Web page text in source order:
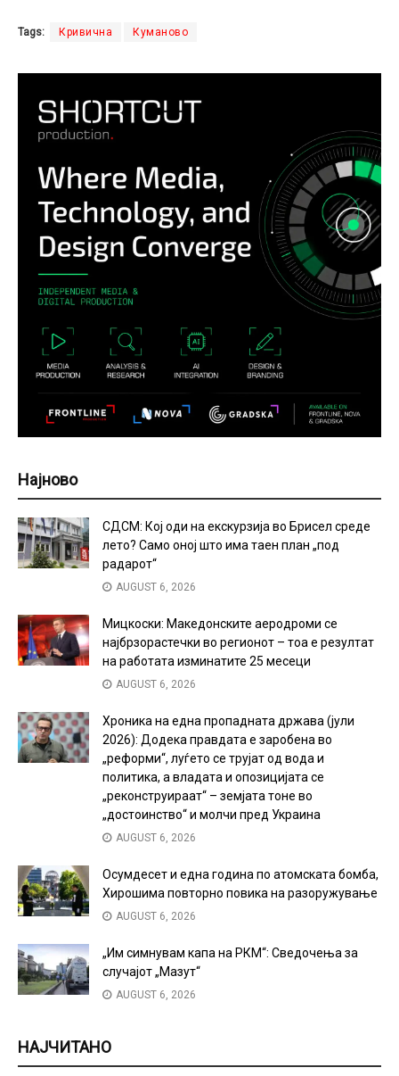
Tags: Кривична Куманово
Најново
СДСМ: Кој оди на екскурзија во Брисел среде
лето? Само оној што има таен план „под
радарот“
AUGUST 6, 2026
Мицкоски: Македонските аеродроми се
најбрзорастечки во регионот – тоа е резултат
на работата изминатите 25 месеци
AUGUST 6, 2026
Хроника на една пропадната држава (јули
2026): Додека правдата е заробена во
„реформи“, луѓето се трујат од вода и
политика, а владата и опозицијата се
„реконструираат“ – земјата тоне во
„достоинство“ и молчи пред Украина
AUGUST 6, 2026
Осумдесет и една година по атомската бомба,
Хирошима повторно повика на разоружување
AUGUST 6, 2026
„Им симнувам капа на РКМ“: Сведочења за
случајот „Мазут“
AUGUST 6, 2026
НАЈЧИТАНО